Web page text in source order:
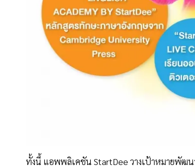
ทั้งนี้ แอพพลิเคชัน StartDee วางเป้าหมายพัฒน